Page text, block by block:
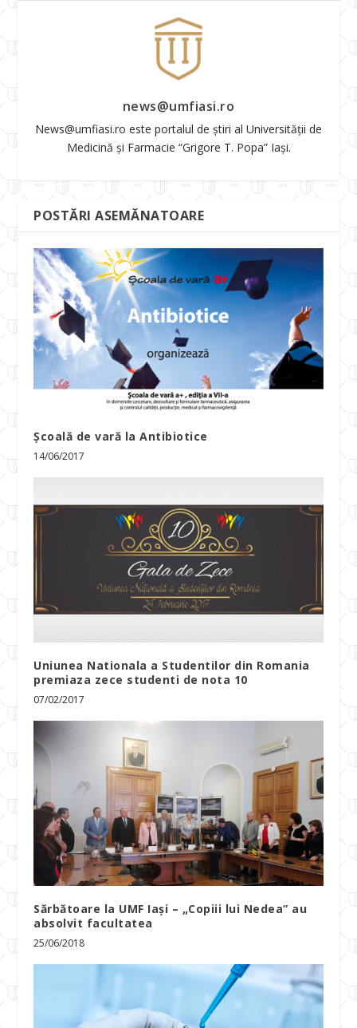
news@umfiasi.ro
News@umfiasi.ro este portalul de știri al Universității de
Medicină și Farmacie “Grigore T. Popa” Iași.
POSTĂRI ASEMĂNATOARE
Școală de vară la Antibiotice
14/06/2017
Uniunea Nationala a Studentilor din Romania
premiaza zece studenti de nota 10
07/02/2017
Sărbătoare la UMF Iași – „Copiii lui Nedea” au
absolvit facultatea
25/06/2018